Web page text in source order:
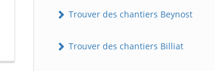
Trouver des chantiers Beynost
Trouver des chantiers Billiat